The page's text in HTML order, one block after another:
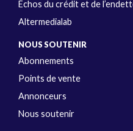
Échos du crédit et de
Altermedialab
NOUS SOUTENIR
Abonnements
Points de vente
Annonceurs
Nous soutenir